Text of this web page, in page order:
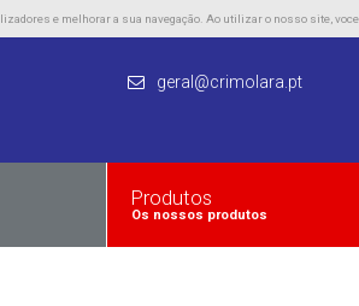
e melhorar a sua navegação. Ao utilizar o nosso site,
geral@crimolara.pt
Produtos
Os nossos produtos